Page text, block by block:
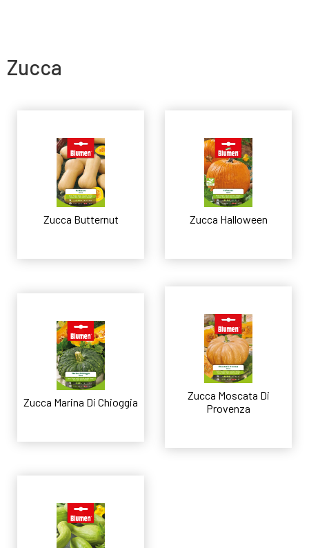
Zucca
Zucca Butternut Zucca Halloween
Zucca Marina Di Chioggia
Zucca Moscata Di
Provenza